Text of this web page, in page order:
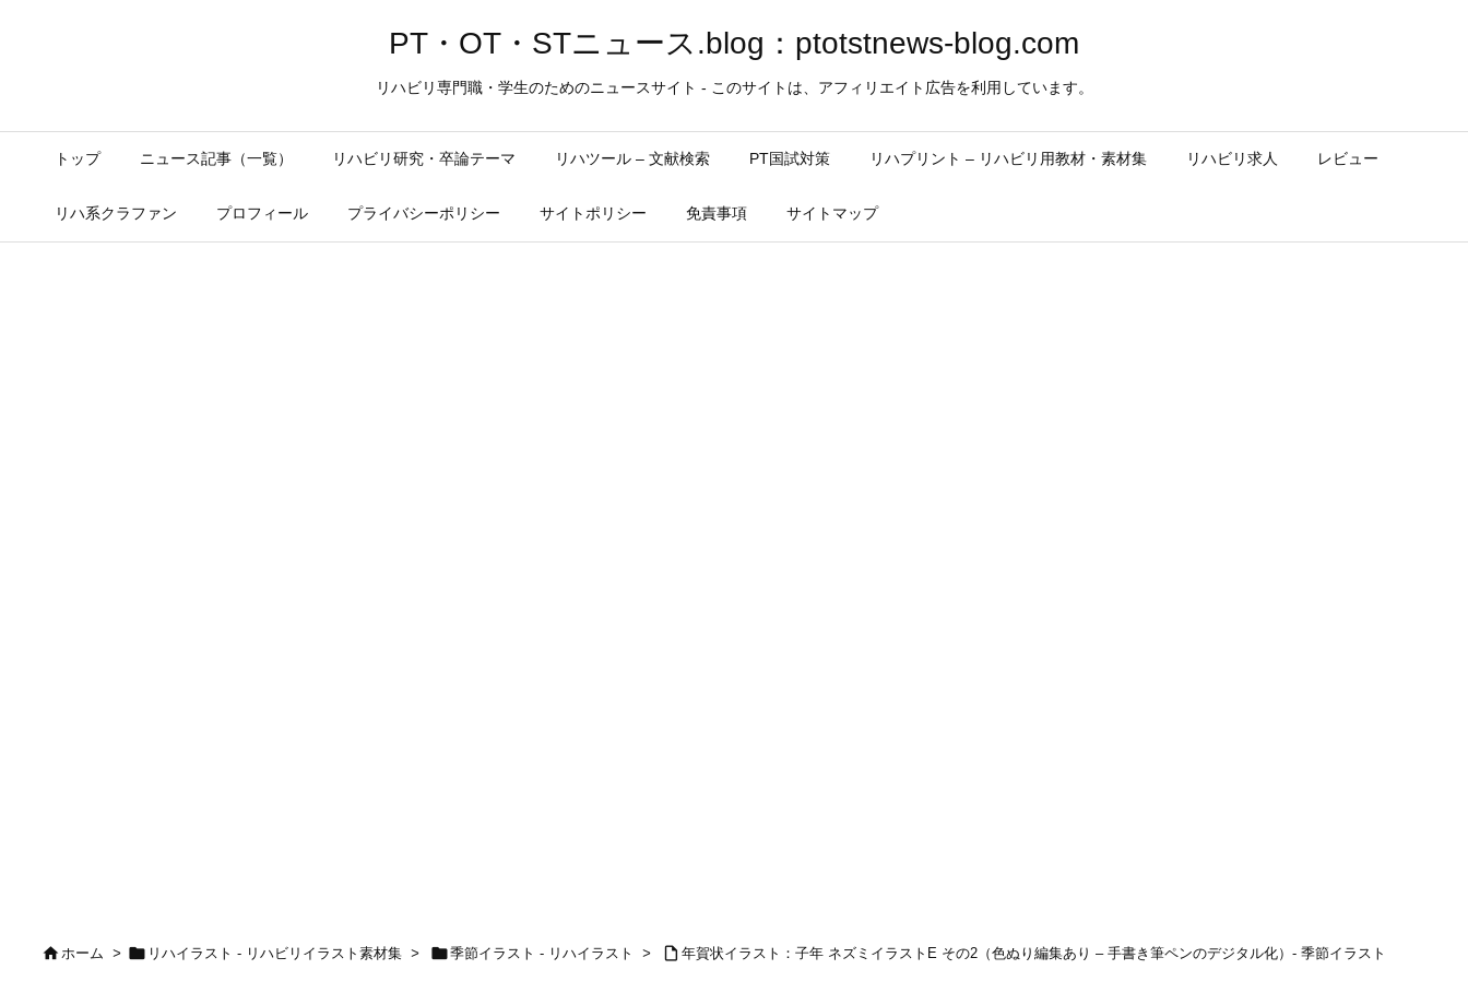
PT・OT・STニュース.blog：ptotstnews-blog.com
リハビリ専門職・学生のためのニュースサイト - このサイトは、アフィリエイト広告を利用しています。
トップ ニュース記事（一覧） リハビリ研究・卒論テーマ リハツール – 文献検索 PT国試対策 リハプリント – リハビリ用教材・素材集 リハビリ求人 レビュー
リハ系クラファン プロフィール プライバシーポリシー サイトポリシー 免責事項 サイトマップ
ホーム >  リハイラスト - リハビリイラスト素材集 > 季節イラスト - リハイラスト >  年賀状イラスト：子年 ネズミイラストE その2（色ぬり編集あり – 手書き筆ペンのデジタル化）- 季節イラスト